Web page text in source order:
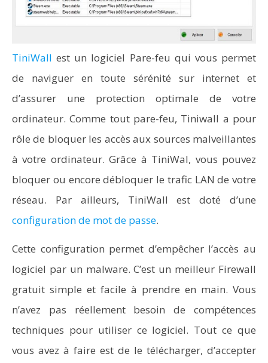
TiniWall est un logiciel Pare-feu qui vous permet
de naviguer en toute sérénité sur internet et
d’assurer une protection optimale de votre
ordinateur. Comme tout pare-feu, Tiniwall a pour
rôle de bloquer les accès aux sources malveillantes
à votre ordinateur. Grâce à TiniWal, vous pouvez
bloquer ou encore débloquer le trafic LAN de votre
réseau. Par ailleurs, TiniWall est doté d’une
configuration de mot de passe.
Cette configuration permet d’empêcher l’accès au
logiciel par un malware. C’est un meilleur Firewall
gratuit simple et facile à prendre en main. Vous
n’avez pas réellement besoin de compétences
techniques pour utiliser ce logiciel. Tout ce que
vous avez à faire est de le télécharger, d’accepter